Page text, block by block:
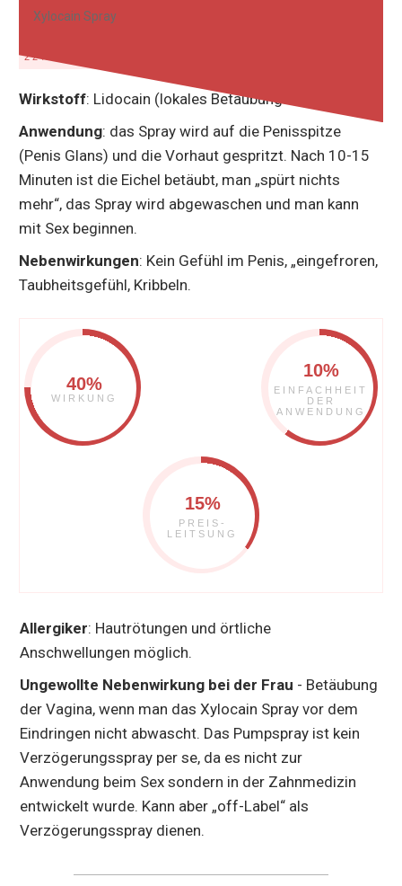
Xylocain Spray
22% BEWERTUNG
Wirkstoff: Lidocain (lokales Betäubungsmittel).
Anwendung: das Spray wird auf die Penisspitze
(Penis Glans) und die Vorhaut gespritzt. Nach 10-15
Minuten ist die Eichel betäubt, man „spürt nichts
mehr“, das Spray wird abgewaschen und man kann
mit Sex beginnen.
Nebenwirkungen: Kein Gefühl im Penis, „eingefroren,
Taubheitsgefühl, Kribbeln.
40%
WIRKUNG
10%
EINFACHHEIT
DER
ANWENDUNG
15%
PREIS-
LEITSUNG
Allergiker: Hautrötungen und örtliche
Anschwellungen möglich.
Ungewollte Nebenwirkung bei der Frau - Betäubung
der Vagina, wenn man das Xylocain Spray vor dem
Eindringen nicht abwascht. Das Pumpspray ist kein
Verzögerungsspray per se, da es nicht zur
Anwendung beim Sex sondern in der Zahnmedizin
entwickelt wurde. Kann aber „off-Label“ als
Verzögerungsspray dienen.